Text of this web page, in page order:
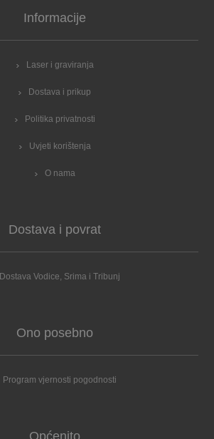
Informacije
Laser i graviranja
Dostava i prikup
Politika privatnosti
Uvjeti korištenja
O nama
Dostava i povrat
Dostava Vodice, Srima i Tribunj
Ono posebno
Program vjernosti pogodnosti